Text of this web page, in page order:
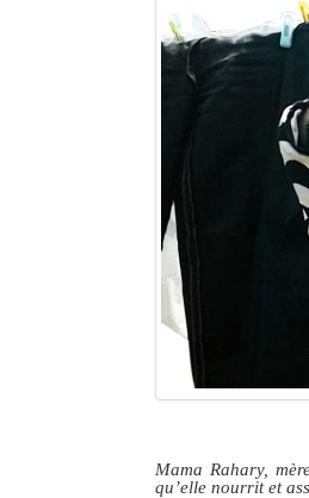
Mama Rahary,
qu’elle nourrit et